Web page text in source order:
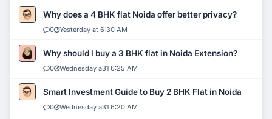
Why does a 4 BHK flat Noida offer better privacy?
0 Yesterday at 6:30 AM
Why should I buy a 3 BHK flat in Noida Extension?
0 Wednesday a31 6:25 AM
Smart Investment Guide to Buy 2 BHK Flat in Noida
0 Wednesday a31 6:20 AM